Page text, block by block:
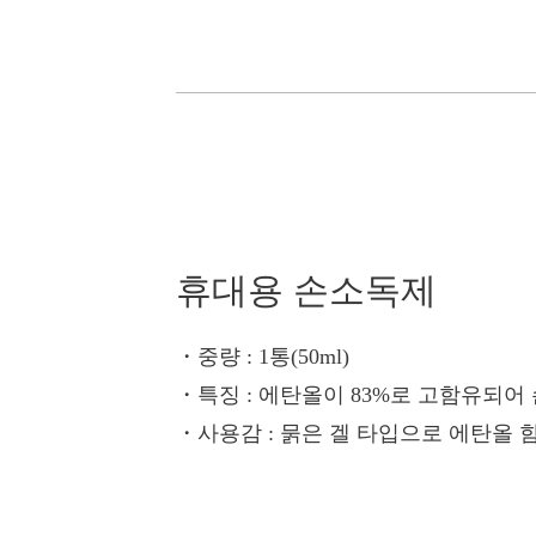
휴대용 손소독제
・중량 : 1통(50ml)
・특징 : 에탄올이 83%로 고함유되
・사용감 : 묽은 겔 타입으로 에탄올